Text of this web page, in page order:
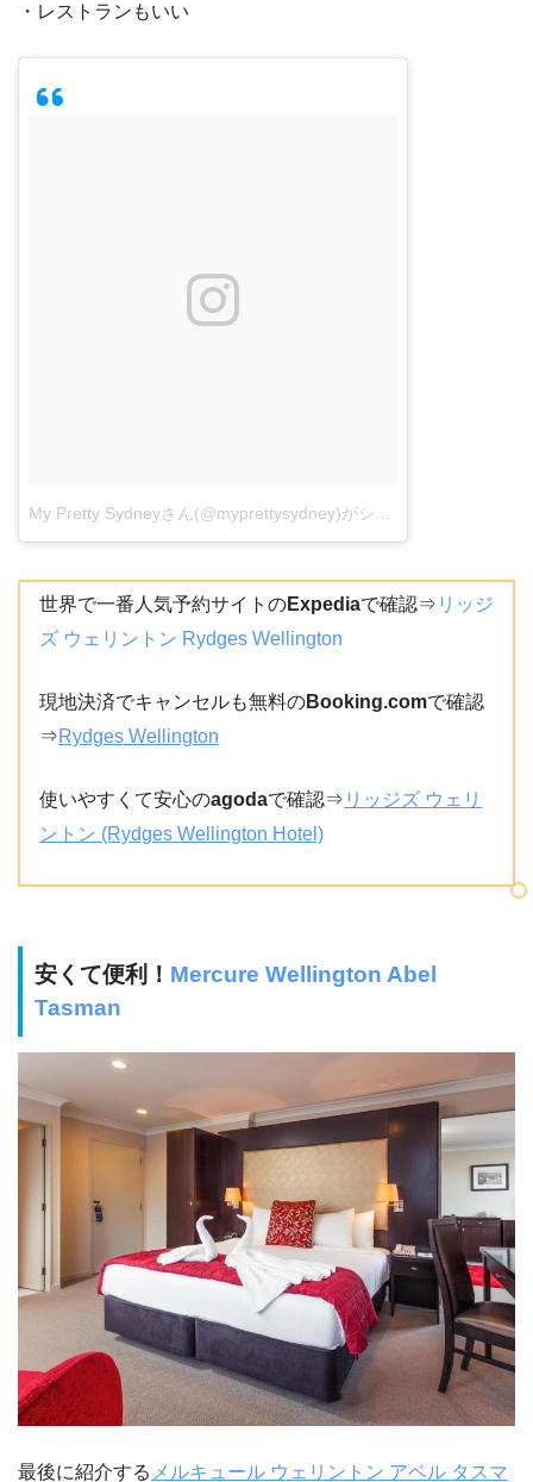
・レストランもいい
世界で一番人気予約サイトのExpediaで確認⇒ リッジ
ズ ウェリントン Rydges Wellington
現地決済でキャンセルも無料のBooking.comで確認
⇒Rydges Wellington
使いやすくて安心のagodaで確認⇒ リッジズ ウェリ
ントン (Rydges Wellington Hotel)
安くて便利！ Mercure Wellington Abel
Tasman
最後に紹介する メルキュール ウェリントン アベル タスマ